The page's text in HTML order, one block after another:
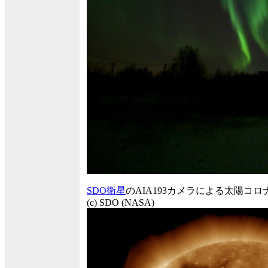
SDO衛星のAIA193カメラによる太陽コロ
(c) SDO (NASA)